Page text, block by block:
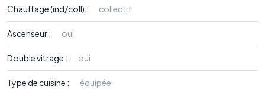
Chauffage (ind/coll) : collectif
Ascenseur : oui
Double vitrage : oui
Type de cuisine : équipée